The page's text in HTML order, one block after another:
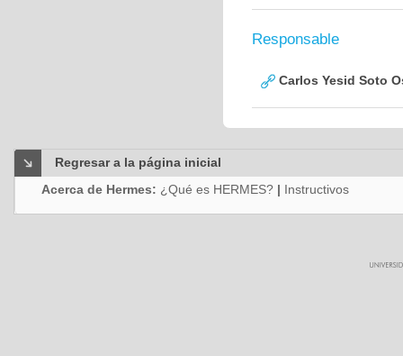
Responsable
Carlos Yesid Soto
Regresar a la página inicial
Acerca de Hermes: ¿Qué es HERMES? | Instructivos